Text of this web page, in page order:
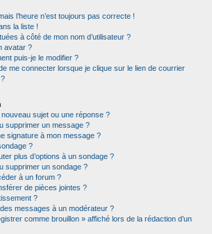
l’heure n’est toujours pas correcte !
la liste !
à côté de mon nom d’utilisateur ?
avatar ?
puis-je le modifier ?
me connecter lorsque je clique sur le lien de courrier
sujet ou une réponse ?
supprimer un message ?
signature à mon message ?
?
plus d’options à un sondage ?
supprimer un sondage ?
à un forum ?
de pièces jointes ?
?
messages à un modérateur ?
comme brouillon » affiché lors de la rédaction d’un